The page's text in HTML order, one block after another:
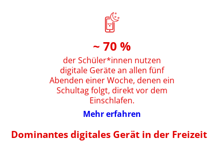
~ 70 %
der Schüler*innen nutzen
digitale Geräte an allen fünf
Abenden einer Woche, denen ein
Schultag folgt, direkt vor dem
Einschlafen.
Mehr erfahren
Dominantes digitales Gerät in der Freizeit